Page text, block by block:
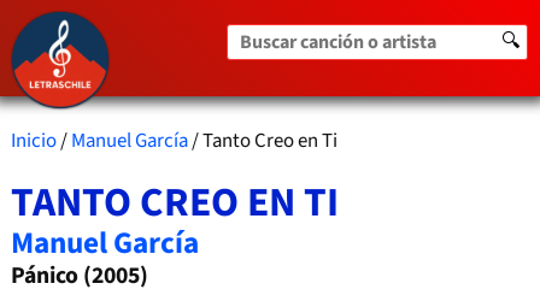
Buscar canción o artista 🔍
Inicio/Manuel García/ Tanto Creo en Ti
TANTO CREO EN TI
Manuel García
Pánico (2005)